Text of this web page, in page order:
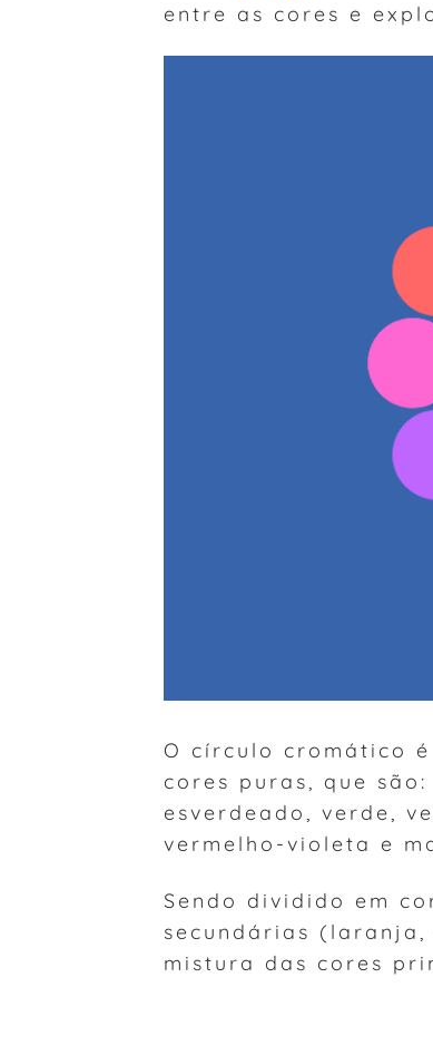
entre as cores e
O círculo cromático
cores puras, que
esverdeado, verde,
vermelho-violeta e
Sendo dividido em
secundárias
mistura das cores